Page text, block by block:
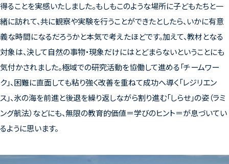
得ることを実感いたしました。もしもこのような場所に子どもたちと一
緒に訪れて、共に観察や実験を行うことができたとしたら、いかに有意
義な時間になるだろうかと本気で考えたほどです。加えて、教材となる
対象は、決して自然の事物・現象だけにはとどまらないということにも
気付かされました。極域での研究活動を協働して進める「チームワー
ク」、困難に直面しても粘り強く改善を重ねて成功へ導く「レジリエン
ス」、氷の海を前進と後退を繰り返しながら割り進む「しらせ」の姿（ラミ
ング航法）などにも、無限の教育的価値＝学びのヒント＝が息づいてい
るように思います。